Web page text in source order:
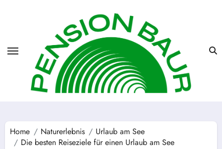
Home Naturerlebnis
Urlaub am See
Die besten Reiseziele für einen Urlaub am See